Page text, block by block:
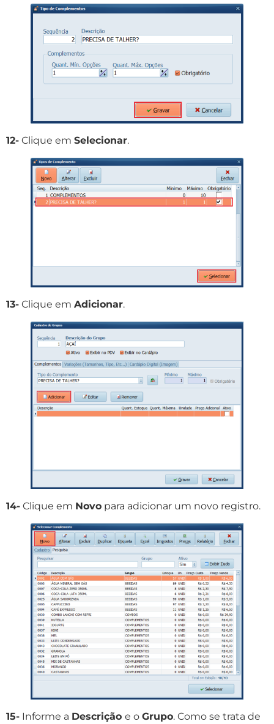
12- Clique em Selecionar.
13- Clique em Adicionar.
14- Clique em Novo para adicionar um novo registro.
15- Informe a Descrição e o Grupo. Como se trata de